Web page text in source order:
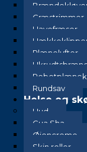
Græstrimmer
Havefræser
Plænelufter
Rundsav
Helse og
Hud
Gua Sha
Øjencreme
Skin roller